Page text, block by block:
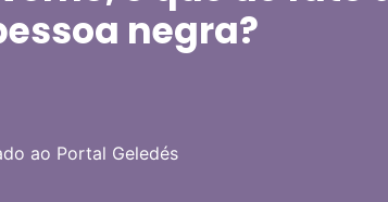
negra?
ao Portal Geledés